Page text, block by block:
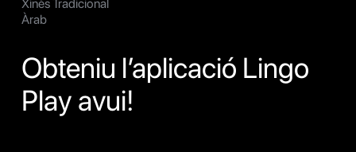
Xinès Tradicional
Àrab
Obteniu l’aplicació Lingo
Play avui!